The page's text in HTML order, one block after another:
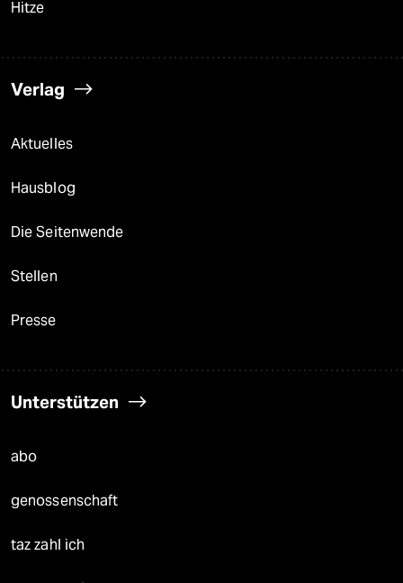
Hitze
Verlag
Aktuelles
Hausblog
Die Seitenwende
Stellen
Presse
Unterstützen
abo
genossenschaft
taz zahl ich